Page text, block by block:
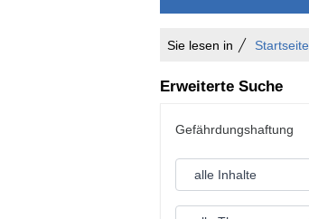
Sie lesen in Startseite
Erweiterte Suche